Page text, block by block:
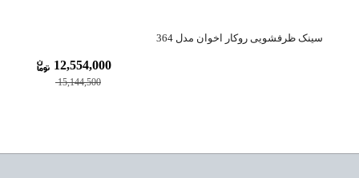
سینک ظرفشویی روکار اخوان مدل 364
15,144,500
12,554,000